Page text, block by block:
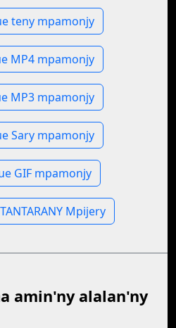
teny mpamonjy
MP4 mpamonjy
MP3 mpamonjy
Sary mpamonjy
GIF mpamonjy
Mpijery
amin'ny alalan'ny